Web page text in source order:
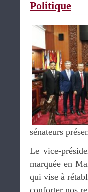
Politique
sénateurs
Le vice-
marquée en
qui vise à
conforter nos